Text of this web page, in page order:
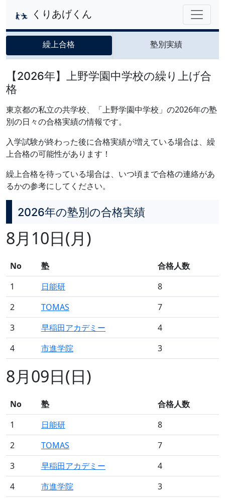
くりあげくん
繰上合格 塾別実績
【2026年】上野学園中学校の繰り上げ合
格
東京都の私立の共学校、「上野学園中学校」の2026年の塾
別の日々の合格実績の情報です。
入学試験が終わった後に合格実績が増えている場合は、繰
上合格の可能性があります！
繰上合格を待っている場合は、いつ頃まで合格の連絡があ
るかの参考にしてください。
2026年の塾別の合格実績
8月10日(月)
No 塾
合格人数
1
日能研
8
2
TOMAS
7
3
早稲田アカデミー
4
4
市進学院 3
8月09日(日)
No 塾
合格人数
1
日能研
8
2
TOMAS
7
3
早稲田アカデミー
4
4
市進学院 3